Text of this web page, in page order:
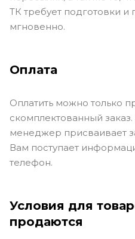
ТК требует подготовки
мгновенно.
Оплата
Оплатить можно только
скомплектованный
менеджер присваивает
Вам поступает
телефон.
Условия для
продаются